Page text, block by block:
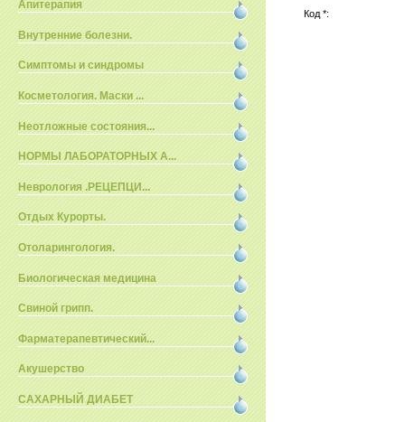
Апитерапия
Внутренние болезни.
Симптомы и синдромы
Косметология. Маски ...
Неотложные состояния...
НОРМЫ ЛАБОРАТОРНЫХ А...
Неврология .РЕЦЕПЦИ...
Отдых Курорты.
Отоларингология.
Биологическая медицина
Свиной грипп.
Фарматерапевтический...
Акушерство
САХАРНЫЙ ДИАБЕТ
Код *: